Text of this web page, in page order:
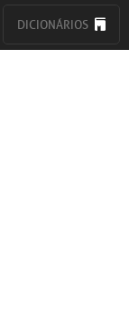
DICIONÁRIOS